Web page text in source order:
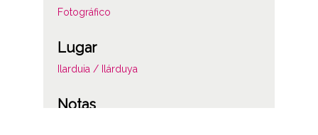
Fotográfico
Lugar
Ilarduia / Ilárduya
Notas